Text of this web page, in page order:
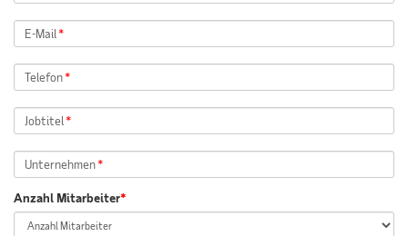
E-Mail *
Telefon*
Jobtitel *
Unternehmen*
Anzahl Mitarbeiter*